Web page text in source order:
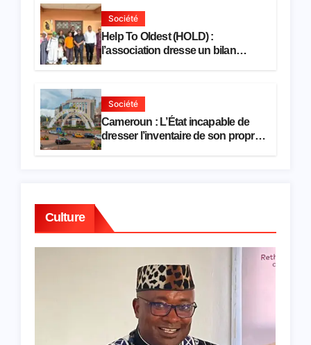
Société
Help To Oldest (HOLD) :
l’association dresse un bilan
Société
Cameroun : L’État incapable de
dresser l’inventaire de son propre
Culture